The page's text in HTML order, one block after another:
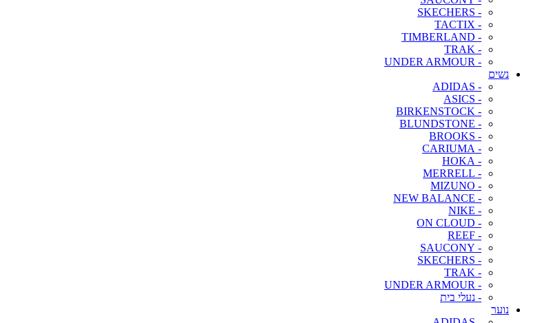
- SKECHERS
- TACTIX
- TIMBERLAND
- TRAK
- UNDER ARMOUR
נשים
- ADIDAS
- ASICS
- BIRKENSTOCK
- BLUNDSTONE
- BROOKS
- CARIUMA
- HOKA
- MERRELL
- MIZUNO
- NEW BALANCE
- NIKE
- ON CLOUD
- REEF
- SAUCONY
- SKECHERS
- TRAK
- UNDER ARMOUR
- נעלי בית
נוער